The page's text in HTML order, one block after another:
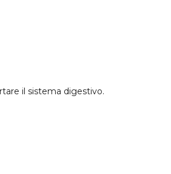
il sistema digestivo.